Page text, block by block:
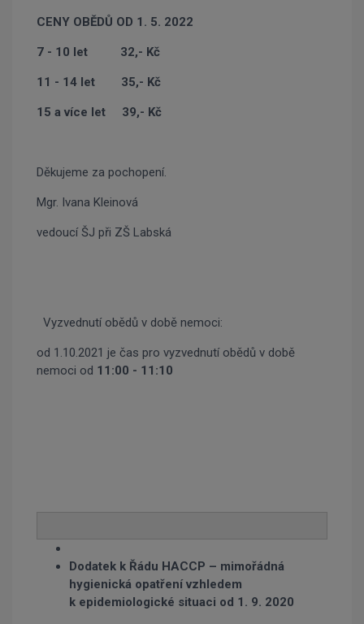
CENY OBĚDŮ OD 1. 5. 2022
7 - 10 let 32,- Kč
11 - 14 let 35,- Kč
15 a více let 39,- Kč
Děkujeme za pochopení.
Mgr. Ivana Kleinová
vedoucí ŠJ při ZŠ Labská
Vyzvednutí obědů v době nemoci:
od 1.10.2021 je čas pro vyzvednutí obědů v době
nemoci od 11:00 - 11:10
Dodatek k Řádu HACCP – mimořádná
hygienická opatření vzhledem
k epidemiologické situaci od 1. 9. 2020